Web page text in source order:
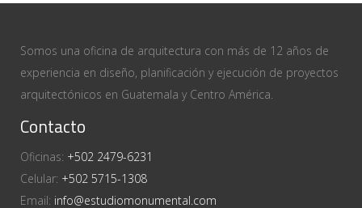
Somos una oficina de arquitectura con más de 12 años de
experiencia en diseño, planificación y ejecución de proyectos
arquitectónicos en Guatemala y Centro América.
Contacto
Oficinas: +502 2479-6231
Celular: +502 5715-1308
Email: info@estudiomonumental.com